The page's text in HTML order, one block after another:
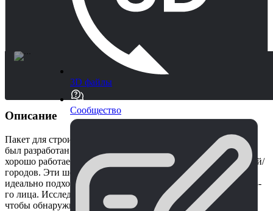
3D файлы
Сообщество
Описание
Пакет для строительства городских трущоб BrokeAss Games
был разработан так, чтобы выглядеть по-своему, но также
хорошо работает в сочетании с другими пакетами для зданий/
городов. Эти шероховатые, полностью судоходные здания
идеально подходят для геймплея в стиле шутеров от 1-го и 3-
го лица. Исследуйте эти сооружения изнутри и снаружи,
чтобы обнаружить подвалы, балконы и выход на крышу.